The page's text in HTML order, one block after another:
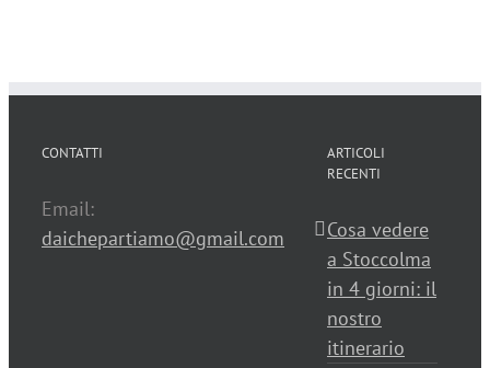
CONTATTI
Email:
daichepartiamo@gmail.com
ARTICOLI
RECENTI
Cosa vedere
a Stoccolma
in 4 giorni: il
nostro
itinerario